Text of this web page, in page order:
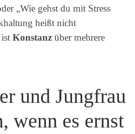
„Wie gehst du mit Stress
heißt nicht
Konstanz über mehrere
und Jungfrau
wenn es ernst